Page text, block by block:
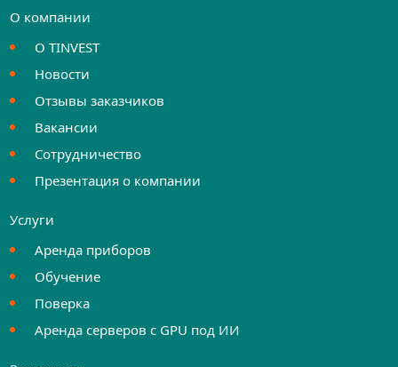
О компании
О TINVEST
Новости
Отзывы заказчиков
Вакансии
Сотрудничество
Презентация о компании
Услуги
Аренда приборов
Обучение
Поверка
Аренда серверов с GPU под ИИ